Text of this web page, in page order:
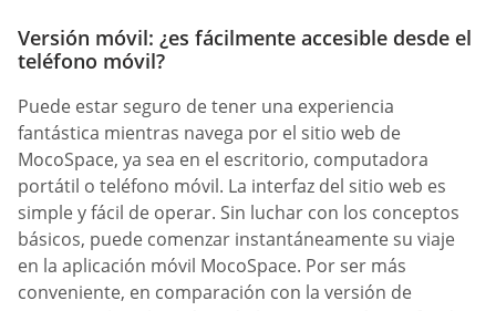
Versión móvil: ¿es fácilmente accesible desde el
teléfono móvil?
Puede estar seguro de tener una experiencia
fantástica mientras navega por el sitio web de
MocoSpace, ya sea en el escritorio, computadora
portátil o teléfono móvil. La interfaz del sitio web es
simple y fácil de operar. Sin luchar con los conceptos
básicos, puede comenzar instantáneamente su viaje
en la aplicación móvil MocoSpace. Por ser más
conveniente, en comparación con la versión de